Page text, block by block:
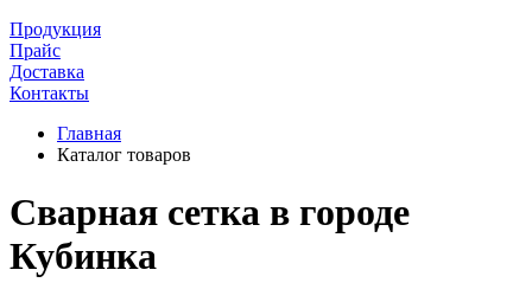
Продукция
Прайс
Доставка
Контакты
Главная
Каталог товаров
Cварная сетка в городе
Кубинка